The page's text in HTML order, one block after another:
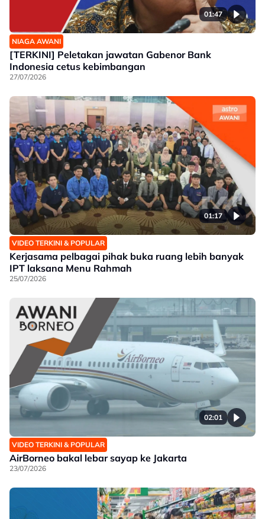
01:47
NIAGA AWANI
[TERKINI] Peletakan jawatan Gabenor Bank
Indonesia cetus kebimbangan
27/07/2026
01:17
VIDEO TERKINI & POPULAR
Kerjasama pelbagai pihak buka ruang lebih banyak
IPT laksana Menu Rahmah
25/07/2026
02:01
VIDEO TERKINI & POPULAR
AirBorneo bakal lebar sayap ke Jakarta
23/07/2026